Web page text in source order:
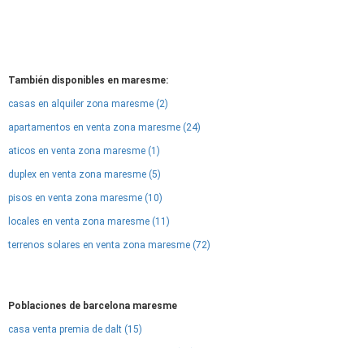
También disponibles en maresme:
casas en alquiler zona maresme (2)
apartamentos en venta zona maresme (24)
aticos en venta zona maresme (1)
duplex en venta zona maresme (5)
pisos en venta zona maresme (10)
locales en venta zona maresme (11)
terrenos solares en venta zona maresme (72)
Poblaciones de barcelona maresme
casa venta premia de dalt (15)